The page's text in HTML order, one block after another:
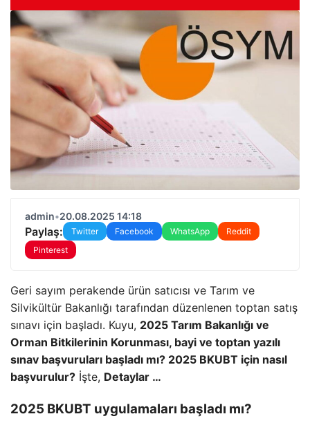
admin•20.08.2025 14:18
Paylaş: Twitter Facebook WhatsApp
Reddit
Pinterest
Geri sayım perakende ürün satıcısı ve Tarım ve
Silvikültür Bakanlığı tarafından düzenlenen toptan satış
sınavı için başladı. Kuyu, 2025 Tarım Bakanlığı ve
Orman Bitkilerinin Korunması, bayi ve toptan yazılı
sınav başvuruları başladı mı? 2025 BKUBT için nasıl
başvurulur? İşte, Detaylar …
2025 BKUBT uygulamaları başladı mı?